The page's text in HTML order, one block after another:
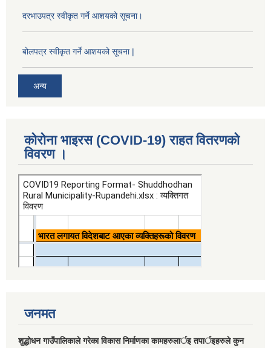
दरभाउपत्र स्वीकृत गर्ने आशयको सूचना।
बोलपत्र स्वीकृत गर्ने आशयको सूचना |
अन्य
कोरोना भाइरस (COVID-19) राहत वितरणको
विवरण ।
जनमत
शुद्धोधन गाउँपालिकाले गरेका विकास निर्माणका कामहरुलार्इ तपार्इहरुले कुन